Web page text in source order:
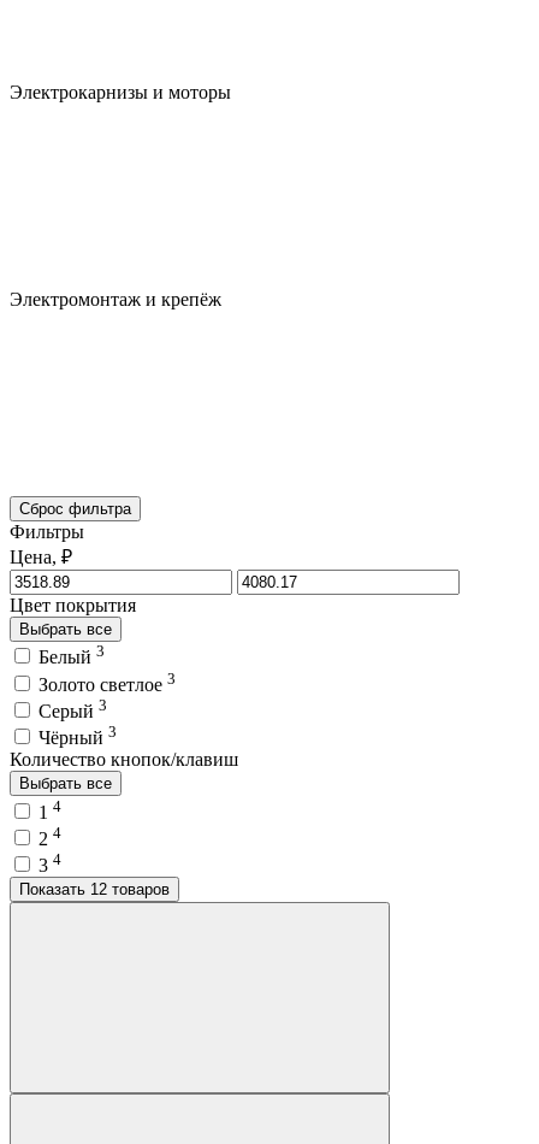
Электрокарнизы и моторы
Электромонтаж и крепёж
Сброс фильтра
Фильтры
Цена, ₽
Цвет покрытия
Выбрать все
Белый 3
Золото светлое 3
Серый 3
Чёрный 3
Количество кнопок/клавиш
Выбрать все
1 4
2 4
3 4
Показать 12 товаров